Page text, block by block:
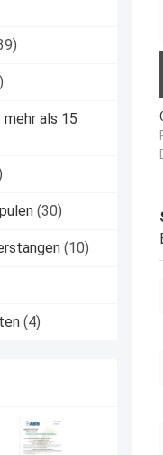
als 15
(30)
(10)
(4)